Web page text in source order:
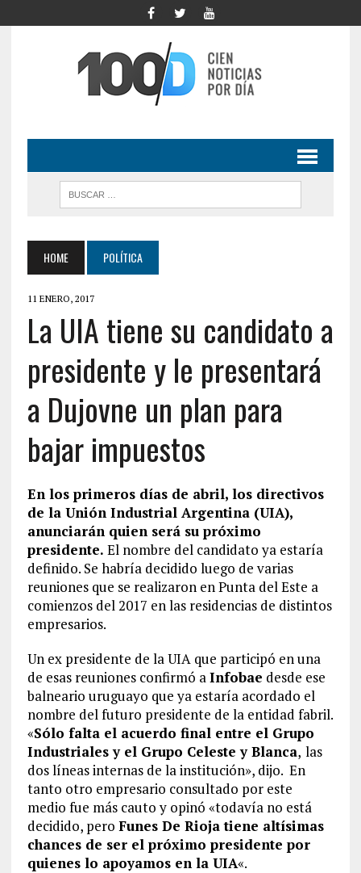
HOME POLÍTICA
11 ENERO, 2017
La UIA tiene su candidato a
presidente y le presentará
a Dujovne un plan para
bajar impuestos
En los primeros días de abril, los directivos
de la Unión Industrial Argentina (UIA),
anunciarán quien será su próximo
presidente. El nombre del candidato ya estaría
definido. Se habría decidido luego de varias
reuniones que se realizaron en Punta del Este a
comienzos del 2017 en las residencias de distintos
empresarios.
Un ex presidente de la UIA que participó en una
de esas reuniones confirmó aInfobae desde ese
balneario uruguayo que ya estaría acordado el
nombre del futuro presidente de la entidad fabril.
«Sólo falta el acuerdo final entre el Grupo
Industriales y el Grupo Celeste y Blanca, las
dos líneas internas de la institución», dijo. En
tanto otro empresario consultado por este
medio fue más cauto y opinó «todavía no está
decidido, pero Funes De Rioja tiene altísimas
chances de ser el próximo presidente por
quienes lo apoyamos en la UIA«.